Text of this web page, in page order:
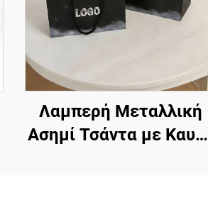
Λαμπερή Μεταλλική
Ασημί Τσάντα με Καυτό